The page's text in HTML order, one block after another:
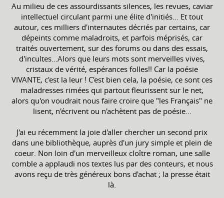
Au milieu de ces assourdissants silences, les revues, caviar
intellectuel circulant parmi une élite d'initiés... Et tout
autour, ces milliers d'internautes décriés par certains, car
dépeints comme maladroits, et parfois méprisés, car
traités ouvertement, sur des forums ou dans des essais,
d'incultes...Alors que leurs mots sont merveilles vives,
cristaux de vérité, espérances folles!! Car la poésie
VIVANTE, c'est la leur ! C'est bien cela, la poésie, ce sont ces
maladresses rimées qui partout fleurissent sur le net,
alors qu'on voudrait nous faire croire que "les Français" ne
lisent, n'écrivent ou n'achètent pas de poésie...
J'ai eu récemment la joie d'aller chercher un second prix
dans une bibliothèque, auprès d'un jury simple et plein de
coeur. Non loin d'un merveilleux cloître roman, une salle
comble a applaudi nos textes lus par des conteurs, et nous
avons reçu de très généreux bons d'achat ; la presse était
là.